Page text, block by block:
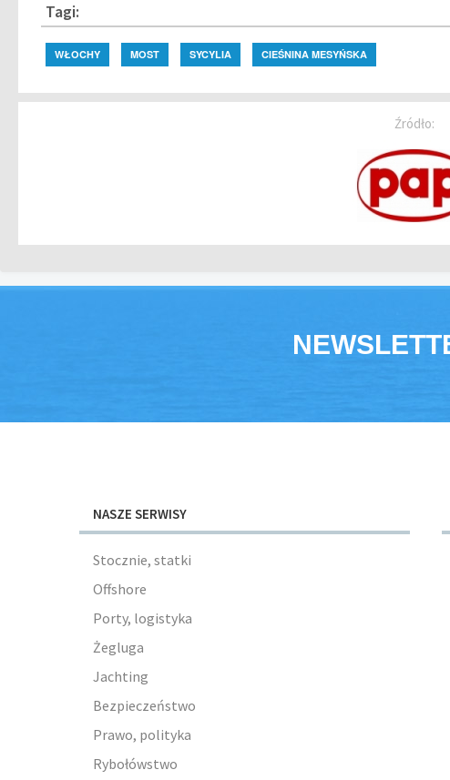
Tagi:
WŁOCHY MOST SYCYLIA CIEŚNINA MESYŃSKA
Źródło:
NASZE SERWISY
Stocznie, statki
Offshore
Porty, logistyka
Żegluga
Jachting
Bezpieczeństwo
Prawo, polityka
Rybołówstwo